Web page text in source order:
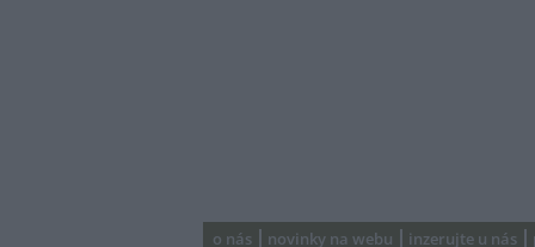
o nás novinky na webu inzerujte u nás